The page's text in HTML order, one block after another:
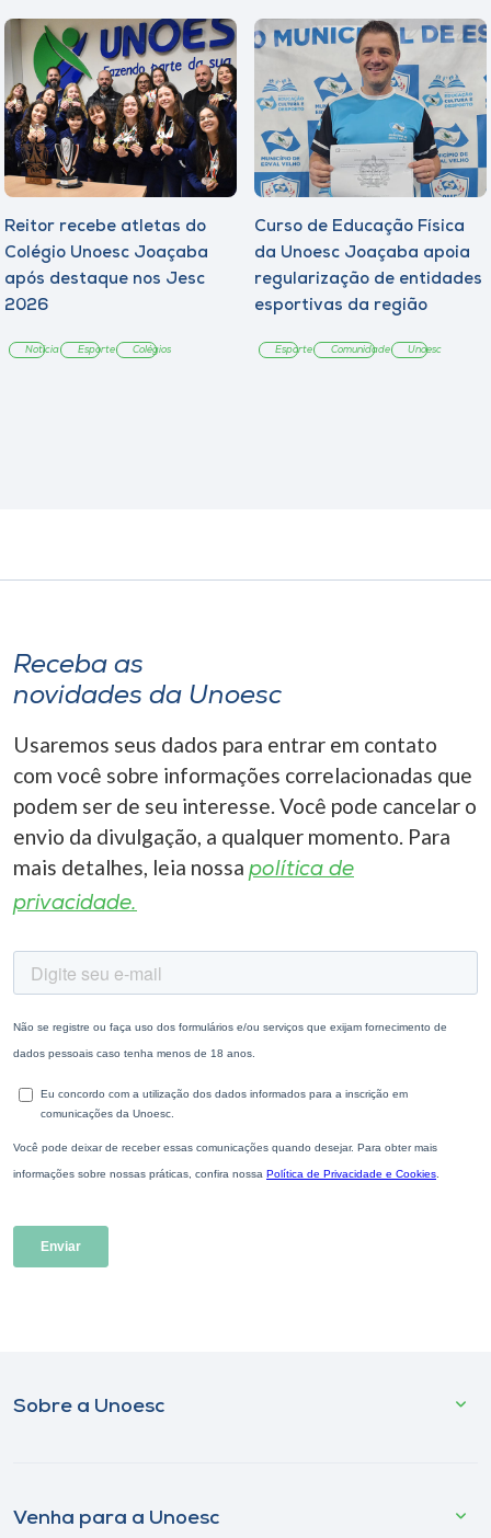
Reitor recebe atletas do
Colégio Unoesc Joaçaba
após destaque nos Jesc
2026
Notícia Esporte Colégios
Curso de Educação Física
da Unoesc Joaçaba apoia
regularização de entidades
esportivas da região
Esporte Comunidade Unoesc
Receba as
novidades da Unoesc
Usaremos seus dados para entrar em contato
com você sobre informações correlacionadas que
podem ser de seu interesse. Você pode cancelar o
envio da divulgação, a qualquer momento. Para
mais detalhes, leia nossa política de
privacidade.
Sobre a Unoesc
Venha para a Unoesc